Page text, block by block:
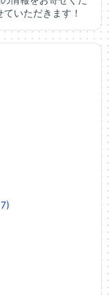
いただきます！